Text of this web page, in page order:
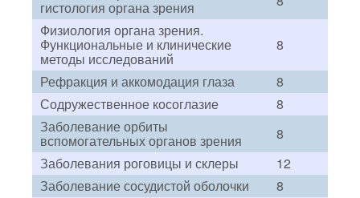
гистология органа зрения
Физиология органа зрения.
Функциональные и клинические
методы исследований
8
Рефракция и аккомодация глаза
8
Содружественное косоглазие
8
Заболевание орбиты
вспомогательных органов зрения
8
Заболевания роговицы и склеры
12
Заболевание сосудистой оболочки
8